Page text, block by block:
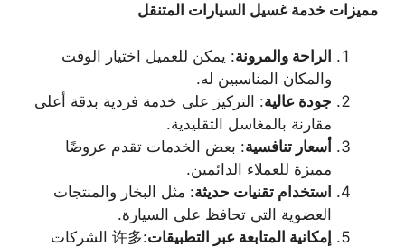
مميزات خدمة غسيل السيارات المتنقل
الراحة والمرونة: يمكن للعميل اختيار الوقت
والمكان المناسبين له.
جودة عالية: التركيز على خدمة فردية بدقة أعلى
مقارنة بالمغاسل التقليدية.
أسعار تنافسية: بعض الخدمات تقدم عروضًا
مميزة للعملاء الدائمين.
استخدام تقنيات حديثة: مثل البخار والمنتجات
العضوية التي تحافظ على السيارة.
إمكانية المتابعة عبر التطبيقات
:许多 الشركات